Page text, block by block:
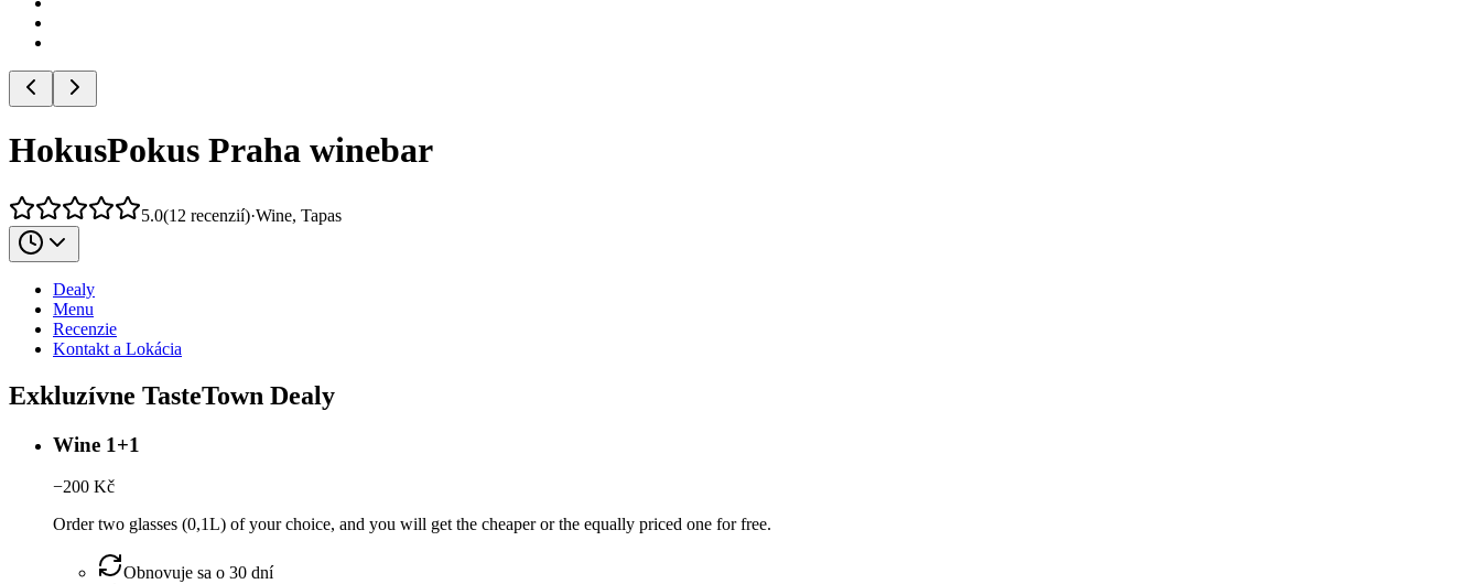
HokusPokus Praha winebar
5.0(12 recenzií)·Wine, Tapas
Dealy
Menu
Recenzie
Kontakt a Lokácia
Exkluzívne TasteTown Dealy
Wine 1+1
−200 Kč
Order two glasses (0,1L) of your choice, and you will get the cheaper or the equally priced one for free.
Obnovuje sa o 30 dní